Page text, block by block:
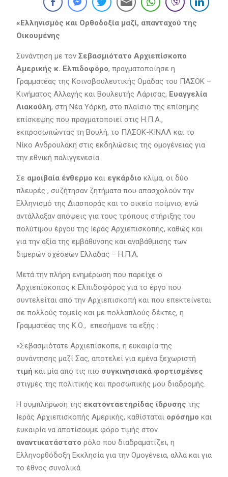
«Ελληνισμός και Ορθοδοξία μαζί, απανταχού της
Οικουμένης
Συνάντηση με τον Σεβασμιότατο Αρχιεπίσκοπο
Αμερικής κ. Ελπιδοφόρο, πραγματοποίησε η
Γραμματέας της Κοινοβουλευτικής Ομάδας του ΠΑΣΟΚ –
Κινήματος Αλλαγής και Βουλευτής Λάρισας, Ευαγγελία
Λιακούλη, στη Νέα Υόρκη, στο πλαίσιο της επίσημης
επίσκεψης που πραγματοποιεί στις Η.Π.Α.,
εκπροσωπώντας τη Βουλή, το ΠΑΣΟΚ-ΚΙΝΑΛ και το
Νίκο Ανδρουλάκη στις εκδηλώσεις της ομογένειας για
την εθνική παλιγγενεσία.
Σε αμοιβαία ένθερμο και εγκάρδιο κλίμα, οι δύο
πλευρές , συζήτησαν ζητήματα που απασχολούν την
Ελληνισμό της Διασποράς και το οικείο ποίμνιο, ενώ
αντάλλαξαν απόψεις για τους τρόπους στήριξης του
πολύτιμου έργου της Ιεράς Αρχιεπισκοπής, καθώς και
για την αξία της εμβάθυνσης και αναβάθμισης των
διμερών σχέσεων Ελλάδας – Η.Π.Α.
Μετά την πλήρη ενημέρωση που παρείχε ο
Αρχιεπίσκοπος κ Ελπιδοφόρος για το έργο που
συντελείται από την Αρχιεπισκοπή και που επεκτείνεται
σε πολλούς τομείς και με πολλαπλούς δέκτες, η
Γραμματέας της Κ.Ο., επεσήμανε τα εξής :
«Σεβασμιότατε Αρχιεπίσκοπε, η ευκαιρία της
συνάντησης μαζί Σας, αποτελεί για εμένα ξεχωριστή
τιμή και μία από τις πιο συγκινησιακά φορτισμένες
στιγμές της πολιτικής και προσωπικής μου διαδρομής.
Η συμπλήρωση της εκατονταετηρίδας ίδρυσης της
Ιεράς Αρχιεπισκοπής Αμερικής, καθίσταται ορόσημο και
ευκαιρία να αποτίσουμε φόρο τιμής στον
αναντικατάστατο ρόλο που διαδραματίζει, η
Ελληνορθόδοξη Εκκλησία για την Ομογένεια, αλλά και για
το έθνος συνολικά.